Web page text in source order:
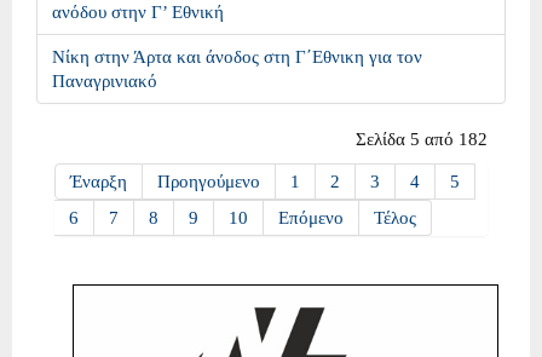
ανόδου στην Γ’ Εθνική
Νίκη στην Άρτα και άνοδος στη Γ΄Εθνικη για τον
Παναγρινιακό
Σελίδα 5 από 182
Έναρξη Προηγούμενο 1 2 3 4
5
6
7 8 9 10 Επόμενο Τέλος